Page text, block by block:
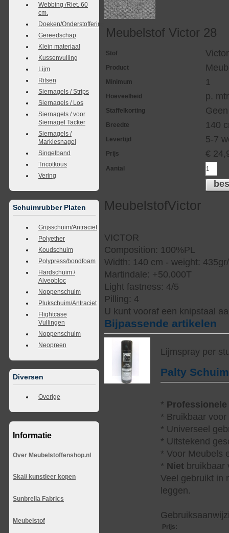
Webbing /Riet. 60
cm.
Doeken/Onderstoffering
Gereedschap
Klein materiaal
Kussenvulling
Lijm
Ritsen
Siernagels / Strips
Siernagels / Los
Siernagels / voor
Siernagel Tacker
Siernagels /
Markiesnagel
Singelband
Tricotkous
Vering
Schuimrubber Platen
Grijsschuim/Antraciet
Polyether
Koudschuim
Polypress/bondfoam
Hardschuim /
Alveobloc
Noppenschuim
Plukschuim/Antraciet
Flightcase
Vullingen
Noppenschuim
Neopreen
Diversen
Overige
Informatie
Over Meubelstoffenshop.nl
Skai/ kunstleer kopen
Sunbrella Fabrics
Meubelstof
Meubelstof Victor 28
Stof Victor
Product
Minimum 1
Hoeveelheid p.
Staffelkorting Geen
Breedte 140
Levertijd 5-7
Prijs €
Aantal
MeubelstofVictor
VICTOR
Composition: 100%PL
Width: 140 cm - weight:
Martindale: +50.000T
Light fastness: 4/5
Pilling: 4
U kunt vooraf een knipstaal
Bijpassende artikelen
Lijmspray per
Palty
* Professionele
* Bruikbaar
* Universeel
* Uitstekend
* Voor Meubels
* Niet bruikbaar
Veel gebruikt in
leggen.
Prijs: